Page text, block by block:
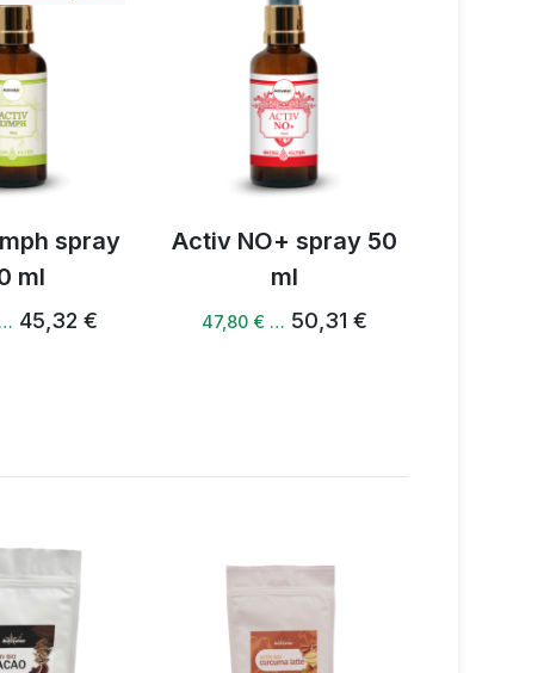
Activ NO+ spray 50
47,80 € … 50,31 €
Activ NO spray 150
48,59 € …